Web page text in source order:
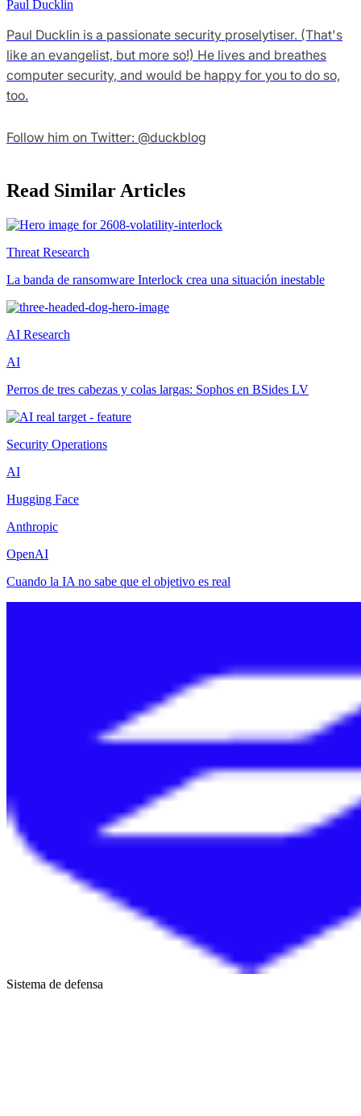
Paul Ducklin
Paul Ducklin is a passionate security proselytiser. (That's
like an evangelist, but more so!) He lives and breathes
computer security, and would be happy for you to do so,
too.
Follow him on Twitter: @duckblog
Read Similar Articles
Threat Research
La banda de ransomware Interlock crea una situación inestable
AI Research
AI
Perros de tres cabezas y colas largas: Sophos en BSides LV
Security Operations
AI
Hugging Face
Anthropic
OpenAI
Cuando la IA no sabe que el objetivo es real
Sistema de defensa